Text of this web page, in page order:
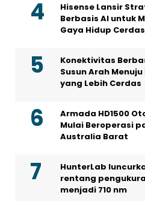
Hisense Lansir
Berbasis AI untuk
Gaya Hidup Cerdas
Konektivitas
Susun Arah
yang Lebih Cerdas
Armada HD1500
Mulai Beroperasi
Australia Barat
HunterLab
rentang
menjadi 710 nm